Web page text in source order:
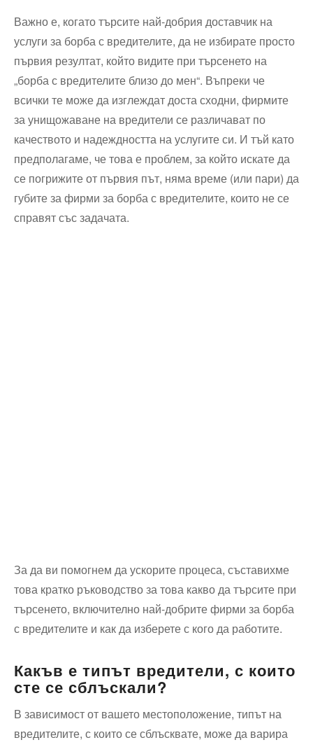
Важно е, когато търсите най-добрия доставчик на
услуги за борба с вредителите, да не избирате просто
първия резултат, който видите при търсенето на
„борба с вредителите близо до мен“. Въпреки че
всички те може да изглеждат доста сходни, фирмите
за унищожаване на вредители се различават по
качеството и надеждността на услугите си. И тъй като
предполагаме, че това е проблем, за който искате да
се погрижите от първия път, няма време (или пари) да
губите за фирми за борба с вредителите, които не се
справят със задачата.
За да ви помогнем да ускорите процеса, съставихме
това кратко ръководство за това какво да търсите при
търсенето, включително най-добрите фирми за борба
с вредителите и как да изберете с кого да работите.
Какъв е типът вредители, с които
сте се сблъскали?
В зависимост от вашето местоположение, типът на
вредителите, с които се сблъсквате, може да варира